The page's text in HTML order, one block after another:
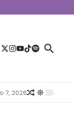
7, 2026